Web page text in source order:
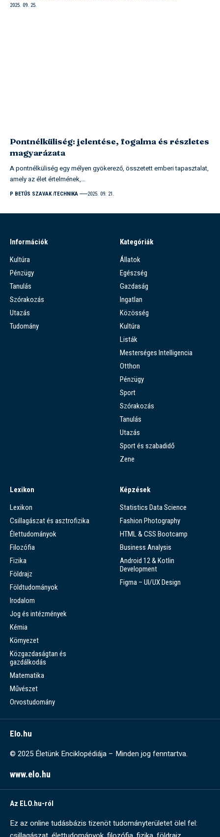
2025. 09. 25.
Pontnélküliség: jelentése, fogalma és részletes
magyarázata
A pontnélküliség egy mélyen gyökerező, összetett emberi tapasztalat,
amely az élet értelmének,…
P BETŰS SZAVAK TECHNIKA 2025. 09. 21.
Információk
Kultúra
Pénzügy
Tanulás
Szórakozás
Utazás
Tudomány
Kategóriák
Állatok
Egészség
Gazdaság
Ingatlan
Közösség
Kultúra
Listák
Mesterséges Intelligencia
Otthon
Pénzügy
Sport
Szórakozás
Tanulás
Utazás
Sport és szabadidő
Zene
Lexikon
Lexikon
Csillagászat és asztrofizika
Élettudományok
Filozófia
Fizika
Földrajz
Földtudományok
Irodalom
Jog és intézmények
Kémia
Környezet
Közgazdaságtan és
gazdálkodás
Matematika
Művészet
Orvostudomány
Képzések
Statistics Data Science
Fashion Photography
HTML & CSS Bootcamp
Business Analysis
Android 12 & Kotlin
Development
Figma – UI/UX Design
Elo.hu
© 2025 Életünk Enciklopédiája – Minden jog fenntartva.
www.elo.hu
Az ELO.hu-ról
Ez az online tudásbázis tizenöt tudományterületet ölel fel: